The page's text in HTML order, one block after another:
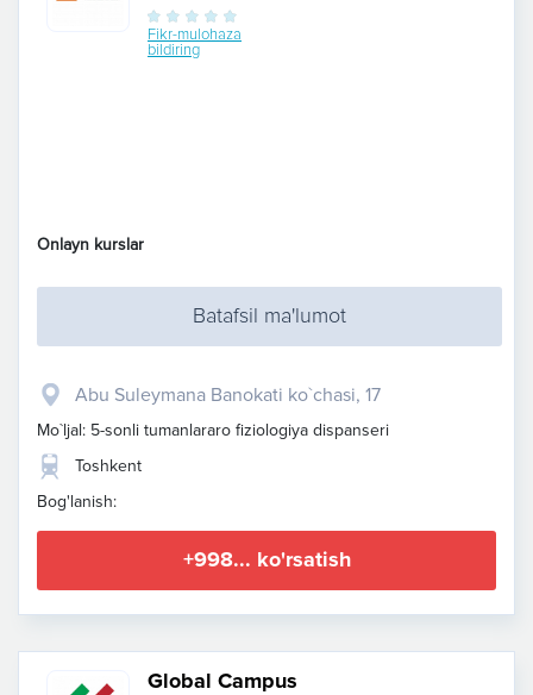
Fikr-mulohaza
bildiring
Onlayn kurslar
Batafsil ma'lumot
Abu Suleymana Banokati ko`chasi, 17
Mo`ljal: 5-sonli tumanlararo fiziologiya dispanseri
Toshkent
Bog'lanish:
+998... ko'rsatish
Global Campus